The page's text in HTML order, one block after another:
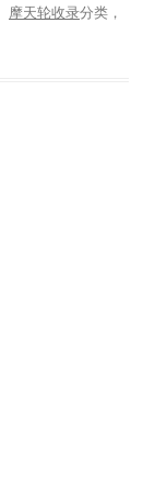
摩天轮收录分类，